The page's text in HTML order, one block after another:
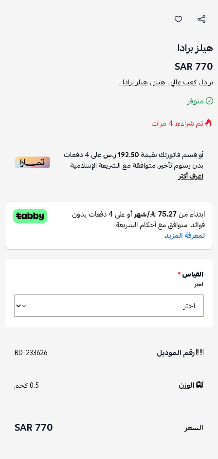
هيلز برادا
770 SAR
برادا ,كعب عالي ,هيلز ,هيلز برادا ,
متوفر
تم شراءه4 مرات
أو قسم فاتورتك بقيمة192.50 ر.س على4دفعات
بدون رسوم تأخير، متوافقة مع الشريعة الإسلامية
اعرف أكثر
القياس*
اختر
رقم الموديل BD-233626
الوزن 0.5 كجم
السعر 770 SAR